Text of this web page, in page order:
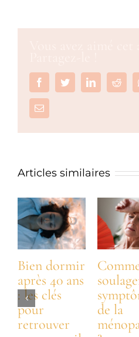
FacebookTwitterLinkedIn
Email
Articles similaires
Bien dormir
après 40 ans
: les clés
pour
retrouver
de la